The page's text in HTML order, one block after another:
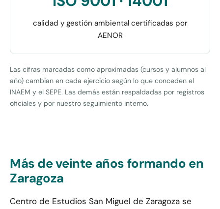
calidad y gestión ambiental certificadas por
AENOR
Las cifras marcadas como aproximadas (cursos y alumnos al
año) cambian en cada ejercicio según lo que conceden el
INAEM y el SEPE. Las demás están respaldadas por registros
oficiales y por nuestro seguimiento interno.
Más de veinte años formando en
Zaragoza
Centro de Estudios San Miguel de Zaragoza se